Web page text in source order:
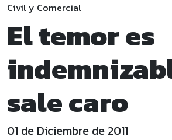
Civil y Comercial
El temor es
sale caro
01 de Diciembre de 2011